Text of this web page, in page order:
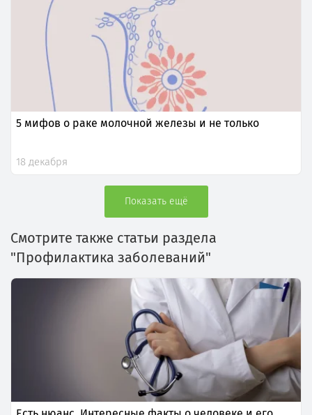
5 мифов о раке молочной железы и не только
18 декабря
Показать ещё
Смотрите также статьи раздела
"Профилактика заболеваний"